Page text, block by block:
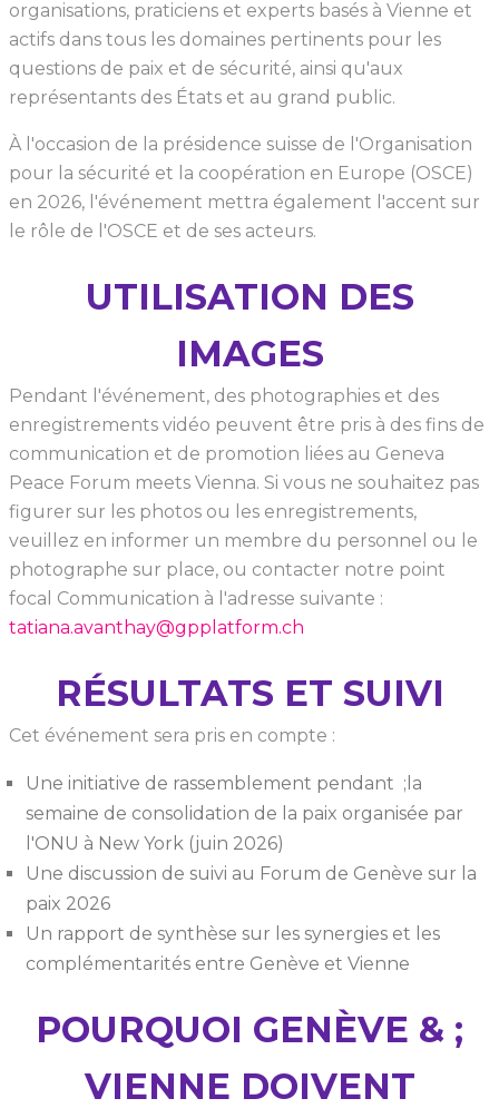
organisations, praticiens et experts basés à Vienne et
actifs dans tous les domaines pertinents pour les
questions de paix et de sécurité, ainsi qu'aux
représentants des États et au grand public.
À l'occasion de la présidence suisse de l'Organisation
pour la sécurité et la coopération en Europe (OSCE)
en 2026, l'événement mettra également l'accent sur
le rôle de l'OSCE et de ses acteurs.
UTILISATION DES
IMAGES
Pendant l'événement, des photographies et des
enregistrements vidéo peuvent être pris à des fins de
communication et de promotion liées au Geneva
Peace Forum meets Vienna. Si vous ne souhaitez pas
figurer sur les photos ou les enregistrements,
veuillez en informer un membre du personnel ou le
photographe sur place, ou contacter notre point
focal Communication à l'adresse suivante :
tatiana.avanthay@gpplatform.ch
RÉSULTATS ET SUIVI
Cet événement sera pris en compte :
Une initiative de rassemblement pendant ;la
semaine de consolidation de la paix organisée par
l'ONU à New York (juin 2026)
Une discussion de suivi au Forum de Genève sur la
paix 2026
Un rapport de synthèse sur les synergies et les
complémentarités entre Genève et Vienne
POURQUOI GENÈVE & ;
VIENNE DOIVENT